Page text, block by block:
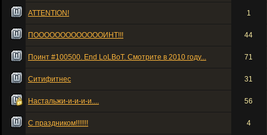
ATTENTION! 1
ПОООООООООООООИНТ!!! 44
Поинт #100500. End LoLBoT. Смотрите в 2010 году... 71
Ситифитнес 31
Настальжи-и-и-и-и.... 56
С праздником!!!!!!! 4